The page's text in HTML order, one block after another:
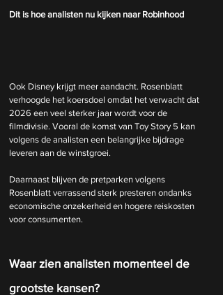
Dit is hoe analisten nu kijken naar Robinhood
Ook Disney krijgt meer aandacht. Rosenblatt
verhoogde het koersdoel omdat het verwacht dat
2026 een veel sterker jaar wordt voor de
filmdivisie. Vooral de komst van Toy Story 5 kan
volgens de analisten een belangrijke bijdrage
leveren aan de winstgroei.
Daarnaast blijven de pretparken volgens
Rosenblatt verrassend sterk presteren ondanks
economische onzekerheid en hogere reiskosten
voor consumenten.
Waar zien analisten momenteel de
grootste kansen?